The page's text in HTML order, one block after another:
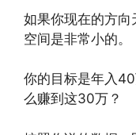
如果你现在的方
空间是非常小的。
你的目标是年入
么赚到这30万？